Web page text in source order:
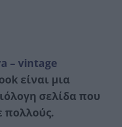
– vintage
είναι μια
σελίδα που
πολλούς.